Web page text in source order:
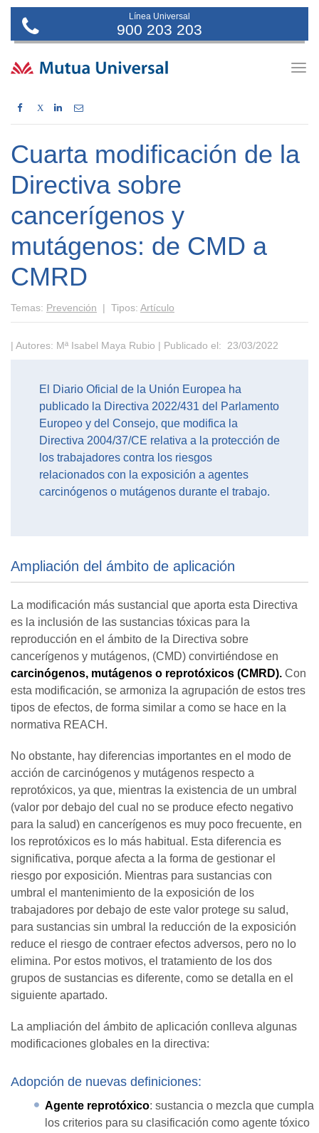
Línea Universal
900 203 203
X
Cuarta modificación de la
Directiva sobre
cancerígenos y
mutágenos: de CMD a
CMRD
Temas: Prevención | Tipos: Artículo
| Autores: Mª Isabel Maya Rubio | Publicado el: 23/03/2022
El Diario Oficial de la Unión Europea ha
publicado la Directiva 2022/431 del Parlamento
Europeo y del Consejo, que modifica la
Directiva 2004/37/CE relativa a la protección de
los trabajadores contra los riesgos
relacionados con la exposición a agentes
carcinógenos o mutágenos durante el trabajo.
Ampliación del ámbito de aplicación
La modificación más sustancial que aporta esta Directiva
es la inclusión de las sustancias tóxicas para la
reproducción en el ámbito de la Directiva sobre
cancerígenos y mutágenos, (CMD) convirtiéndose en
carcinógenos, mutágenos o reprotóxicos (CMRD). Con
esta modificación, se armoniza la agrupación de estos tres
tipos de efectos, de forma similar a como se hace en la
normativa REACH.
No obstante, hay diferencias importantes en el modo de
acción de carcinógenos y mutágenos respecto a
reprotóxicos, ya que, mientras la existencia de un umbral
(valor por debajo del cual no se produce efecto negativo
para la salud) en cancerígenos es muy poco frecuente, en
los reprotóxicos es lo más habitual. Esta diferencia es
significativa, porque afecta a la forma de gestionar el
riesgo por exposición. Mientras para sustancias con
umbral el mantenimiento de la exposición de los
trabajadores por debajo de este valor protege su salud,
para sustancias sin umbral la reducción de la exposición
reduce el riesgo de contraer efectos adversos, pero no lo
elimina. Por estos motivos, el tratamiento de los dos
grupos de sustancias es diferente, como se detalla en el
siguiente apartado.
La ampliación del ámbito de aplicación conlleva algunas
modificaciones globales en la directiva:
Adopción de nuevas definiciones:
Agente reprotóxico: sustancia o mezcla que cumpla
los criterios para su clasificación como agente tóxico